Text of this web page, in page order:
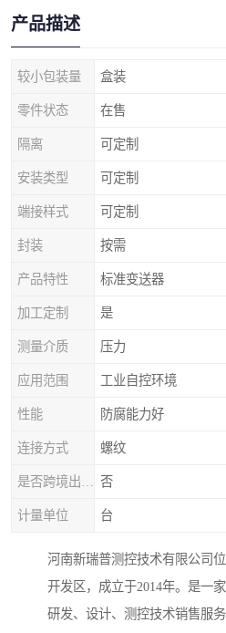
产品描述
较小包装量 盒装
零件状态 在售
隔离 可定制
安装类型 可定制
端接样式 可定制
封装 按需
产品特性 标准变送器
加工定制 是
测量介质 压力
应用范围 工业自控环境
性能 防腐能力好
连接方式 螺纹
否
计量单位 台
河南新瑞普测控技术有限公司
开发区，成立于2014年。是一
研发、设计、测控技术销售服